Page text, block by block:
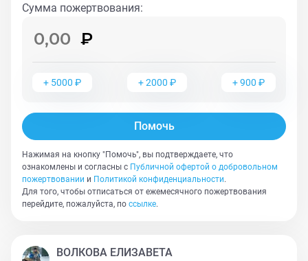
Сумма пожертвования:
+ 5000 ₽ +2000 ₽ +900 ₽
Помочь
Нажимая на кнопку "Помочь", вы подтверждаете, что
ознакомлены и согласны с Публичной офертой о добровольном
пожертвовании и Политикой конфиденциальности.
Для того, чтобы отписаться от ежемесячного пожертвования
перейдите, пожалуйста, по ссылке.
ВОЛКОВА ЕЛИЗАВЕТА